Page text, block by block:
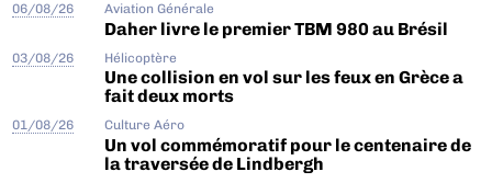
06/08/26 Aviation Générale
Daher livre le premier TBM 980 au Brésil
03/08/26 Hélicoptère
Une collision en vol sur les feux en Grèce a
fait deux morts
01/08/26 Culture Aéro
Un vol commémoratif pour le centenaire de
la traversée de Lindbergh